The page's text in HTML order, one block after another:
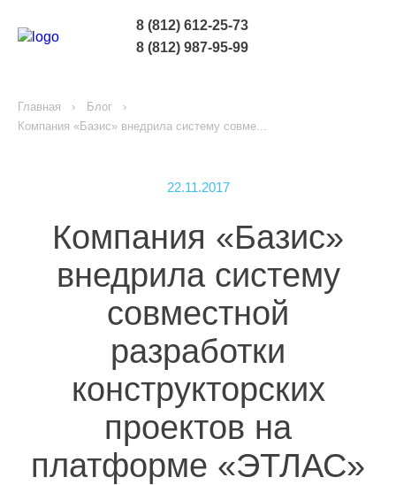
8 (812) 612-25-73
8 (812) 987-95-99
Главная
Блог
Компания «Базис» внедрила систему совме...
22.11.2017
Компания «Базис»
внедрила систему
совместной
разработки
конструкторских
проектов на
платформе «ЭТЛАС»